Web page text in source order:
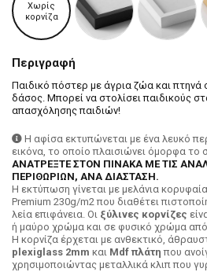
Χωρίς
κορνίζα
Περιγραφή
Παιδικό πόστερ με άγρια ζώα και πτηνά
δάσος. Μπορεί να στολίσει παιδικούς
απασχόλησης παιδιών!
Η αφίσα εκτυπώνεται με ένα λευκό
εικόνα, το οποίο πλαισιώνει όμορφα το
ΑΝΑΤΡΕΞΤΕ ΣΤΟΝ ΠΙΝΑΚΑ ΜΕ ΤΙΣ
ΠΕΡΙΘΩΡΙΩΝ, ΑΝΑ ΔΙΑΣΤΑΣΗ.
H εκτύπωση γίνεται με μελάνια
Premium 230g/m2 που διαθέτει
λεία επιφάνεια. Οι ξύλινες κορνίζες
ή μαύρο χρώμα και σε φυσικό χρώμα
Η κορνίζα έρχεται με ανθεκτικό,
plexiglass 2mm και Mdf πλάτη που
χρησιμοποιώντας μεταλλικά κλιπ που